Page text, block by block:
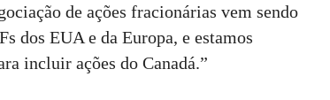
de ações fracionárias vem sendo
dos EUA e da Europa, e estamos
incluir ações do Canadá.”